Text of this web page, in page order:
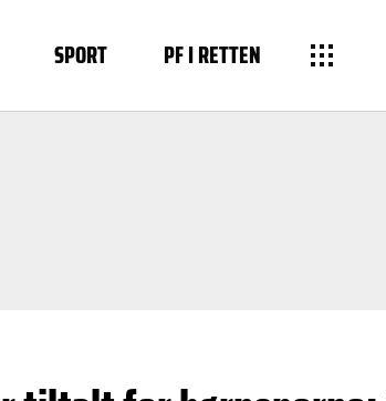
SPORT PF I RETTEN